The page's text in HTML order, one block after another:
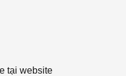
tại website